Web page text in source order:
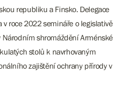
republiku a Finsko. Delegace
v roce 2022 semináře o legislativě
Národním shromáždění Arménské
stolů k navrhovaným
zajištění ochrany přírody v